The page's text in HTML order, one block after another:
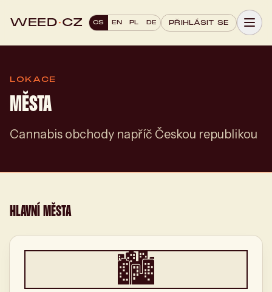
WEED·CZ CS EN PL DE PŘIHLÁSIT SE
LOKACE
MĚSTA
Cannabis obchody napříč Českou republikou
HLAVNÍ MĚSTA
🏙️